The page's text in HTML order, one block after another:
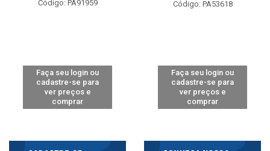
Código: PA91959
Faça seu login ou
cadastre-se para
ver preços e
comprar
Código: PA53618
Faça seu login ou
cadastre-se para
ver preços e
comprar